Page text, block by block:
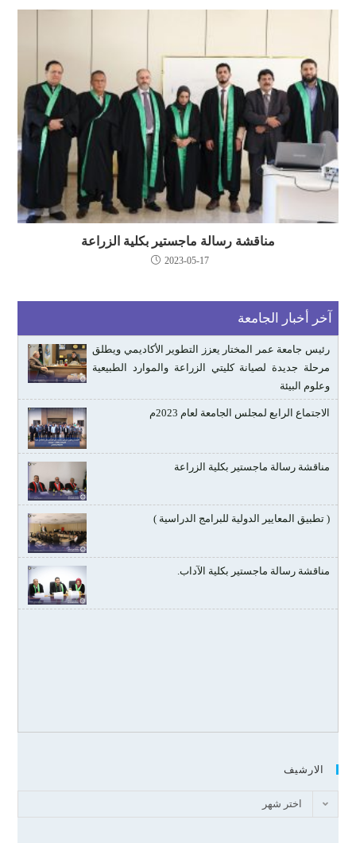
مناقشة رسالة ماجستير بكلية الزراعة
2023-05-17
آخر أخبار الجامعة
رئيس جامعة عمر المختار يعزز التطوير الأكاديمي ويطلق
مرحلة جديدة لصيانة كليتي الزراعة والموارد الطبيعية
وعلوم البيئة
الاجتماع الرابع لمجلس الجامعة لعام 2023م
مناقشة رسالة ماجستير بكلية الزراعة
( تطبيق المعايير الدولية للبرامج الدراسية )
مناقشة رسالة ماجستير بكلية الآداب.
الارشيف
اختر شهر